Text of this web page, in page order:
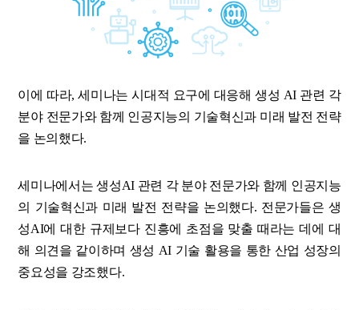
이에 따라, 세미나는 시대적 요구에 대응해 생성 AI 관련 각
분야 전문가와 함께 인공지능의 기술혁신과 미래 발전 전략
을 논의했다.
세미나에서는 생성AI 관련 각 분야 전문가와 함께 인공지능
의 기술혁신과 미래 발전 전략을 논의했다. 전문가들은 생
성AI에 대한 규제보다 진흥에 초점을 맞출 때라는 데에 대
해 의견을 같이하며 생성 AI 기술 활용을 통한 산업 성장의
중요성을 강조했다.